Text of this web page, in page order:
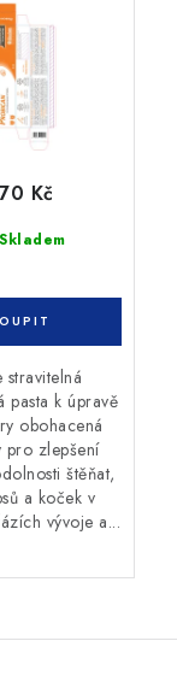
Skladem
Kč
stravitelná
pasta k úpravě
obohacená
pro zlepšení
štěňat,
a koček v
vývoje a...